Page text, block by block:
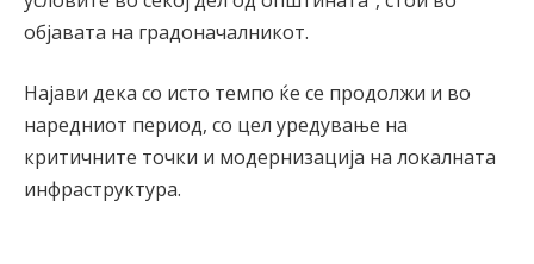
објавата на градоначалникот.
Најави дека со исто темпо ќе се продолжи и во
наредниот период, со цел уредување на
критичните точки и модернизација на локалната
инфраструктура.